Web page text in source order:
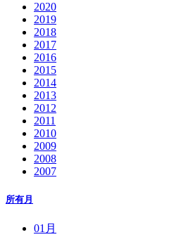
2020
2019
2018
2017
2016
2015
2014
2013
2012
2011
2010
2009
2008
2007
所有月
01月